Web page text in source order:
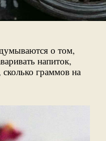
о том,
напиток,
граммов на